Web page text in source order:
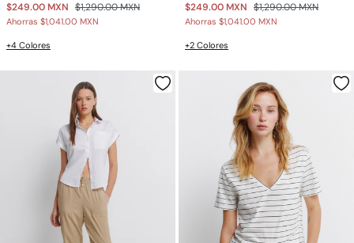
$249.00 MXN $1,290.00 MXN
Ahorras $1,041.00 MXN
+4 Colores
$249.00 MXN $1,290.00 MXN
Ahorras $1,041.00 MXN
+2 Colores